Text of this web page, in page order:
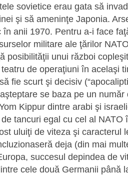
so­vietice erau gata să
şi să ameninţe Japonia.
anii 1970. Pentru a-i face
mili­tare ale ţărilor
posibilităţii unui război
de operaţiuni în acelaşi
fie scurt şi decisiv
se baza pe un număr
Kippur dintre arabi şi
tancuri egal cu cel al NATO
uluiţi de vite­za şi caracterul
deja (din mai
suc­cesul depindea de
cele două Germanii până